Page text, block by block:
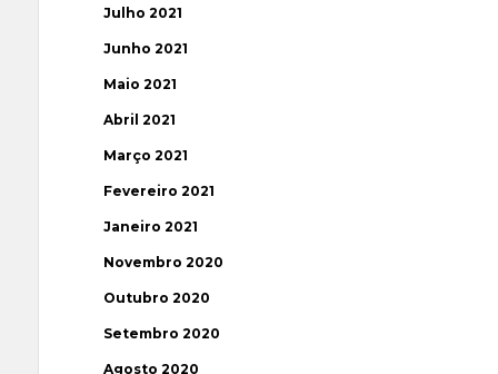
Julho 2021
Junho 2021
Maio 2021
Abril 2021
Março 2021
Fevereiro 2021
Janeiro 2021
Novembro 2020
Outubro 2020
Setembro 2020
Agosto 2020